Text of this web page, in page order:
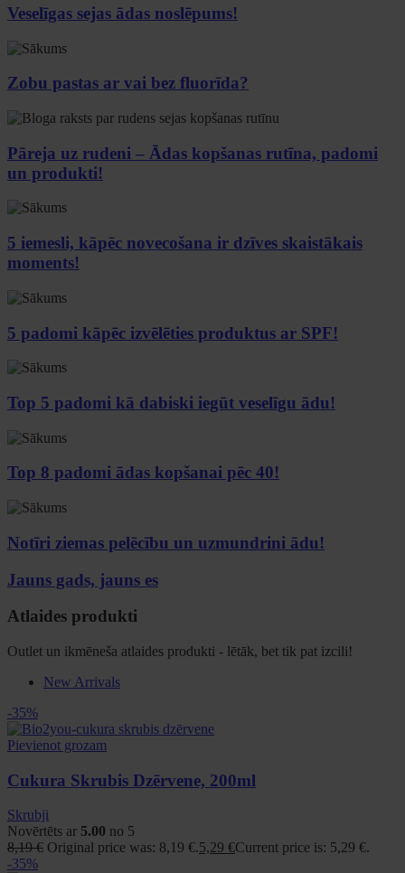
Veselīgas sejas ādas noslēpums!
Zobu pastas ar vai bez fluorīda?
Pāreja uz rudeni – Ādas kopšanas rutīna, padomi
un produkti!
5 iemesli, kāpēc novecošana ir dzīves skaistākais
moments!
5 padomi kāpēc izvēlēties produktus ar SPF!
Top 5 padomi kā dabiski iegūt veselīgu ādu!
Top 8 padomi ādas kopšanai pēc 40!
Notīri ziemas pelēcību un uzmundrini ādu!
Jauns gads, jauns es
Atlaides produkti
Outlet un ikmēneša atlaides produkti - lētāk, bet tik pat izcili!
New Arrivals
-35%
Pievienot grozam
Cukura Skrubis Dzērvene, 200ml
Skrubji
Novērtēts ar 5.00 no 5
8,19€ Original price was: 8,19 €.5,29 €Current price is: 5,29 €.
-35%